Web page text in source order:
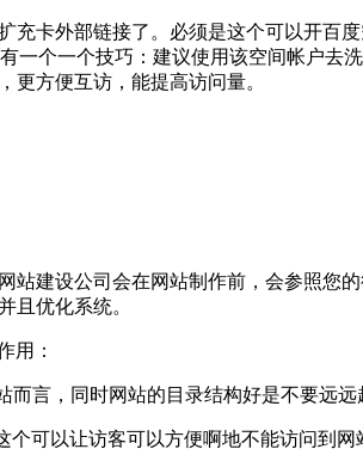
卡外部链接了。必须是这个可以开百
一个一个技巧：建议使用该空间帐户
更方便互访，能提高访问量。
建设公司会在网站制作前，会参照您
且优化系统。
用：
言，同时网站的目录结构好是不要远远
可以让访客可以方便啊地不能访问到